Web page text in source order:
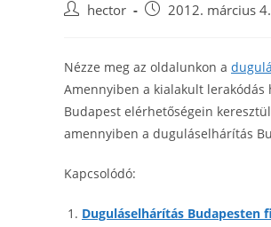
Post hector
Post 2012. március
Nézze meg az oldalunkon a
Amennyiben a kialakult
Budapest elérhetőségein
amennyiben a duguláselhárítás
Kapcsolódó:
Duguláselhárítás Budapesten